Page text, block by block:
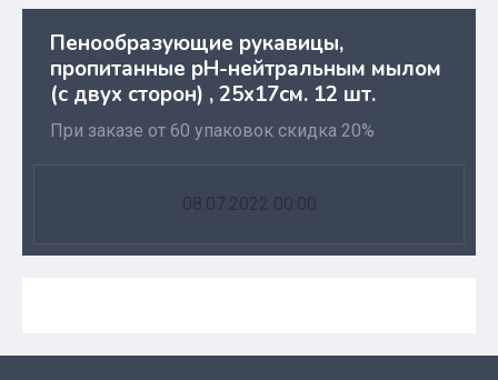
Пенообразующие рукавицы,
пропитанные pH-нейтральным мылом
(с двух сторон) , 25х17см. 12 шт.
При заказе от 60 упаковок скидка 20%
08.07.2022 00:00